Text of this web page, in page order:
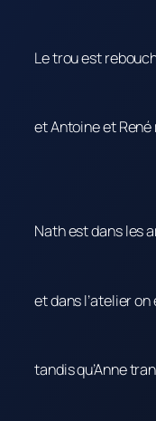
Le trou est
et Antoine et
Nath est dans les
et dans l’atelier
tandis qu’Anne